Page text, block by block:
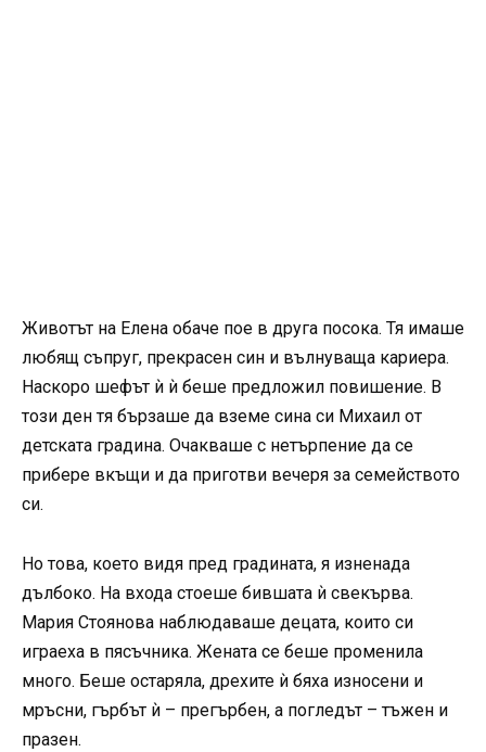
Животът на Елена обаче пое в друга посока. Тя имаше
любящ съпруг, прекрасен син и вълнуваща кариера.
Наскоро шефът ѝ ѝ беше предложил повишение. В
този ден тя бързаше да вземе сина си Михаил от
детската градина. Очакваше с нетърпение да се
прибере вкъщи и да приготви вечеря за семейството
си.
Но това, което видя пред градината, я изненада
дълбоко. На входа стоеше бившата ѝ свекърва.
Мария Стоянова наблюдаваше децата, които си
играеха в пясъчника. Жената се беше променилa
много. Беше остаряла, дрехите ѝ бяха износени и
мръсни, гърбът ѝ – прегърбен, а погледът – тъжен и
празен.